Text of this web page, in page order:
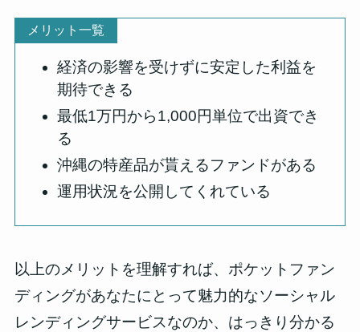
メリット一覧
経済の影響を受けずに安定した利益を
期待できる
最低1万円から1,000円単位で出資でき
る
沖縄の特産品が貰えるファンドがある
運用状況を公開してくれている
以上のメリットを理解すれば、ポケットファン
ディングがあなたにとって魅力的なソーシャル
レンディングサービスなのか、はっきり分かる